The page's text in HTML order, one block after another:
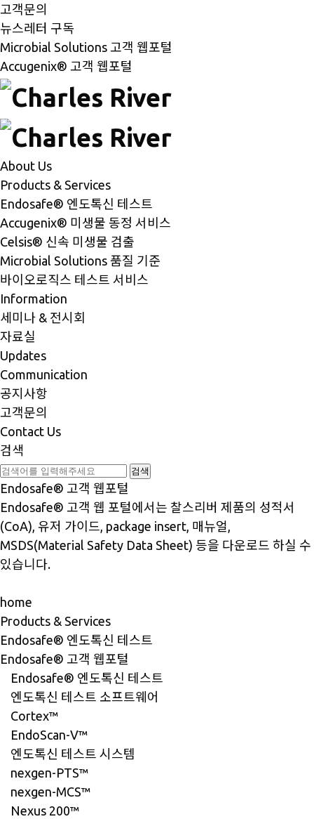
고객문의
뉴스레터 구독
Microbial Solutions 고객 웹포털
Accugenix® 고객 웹포털
About Us
Products & Services
Endosafe® 엔도톡신 테스트
Accugenix® 미생물 동정 서비스
Celsis® 신속 미생물 검출
Microbial Solutions 품질 기준
바이오로직스 테스트 서비스
Information
세미나 & 전시회
자료실
Updates
Communication
공지사항
고객문의
Contact Us
검색
Endosafe® 고객 웹포털
Endosafe® 고객 웹 포털에서는 찰스리버 제품의 성적서
(CoA), 유저 가이드, package insert, 매뉴얼,
MSDS(Material Safety Data Sheet) 등을 다운로드 하실 수
있습니다.
home
Products & Services
Endosafe® 엔도톡신 테스트
Endosafe® 고객 웹포털
Endosafe® 엔도톡신 테스트
엔도톡신 테스트 소프트웨어
Cortex™
EndoScan-V™
엔도톡신 테스트 시스템
nexgen-PTS™
nexgen-MCS™
Nexus 200™